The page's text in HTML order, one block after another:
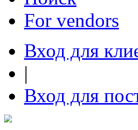
For vendors
Вход для
|
Вход для